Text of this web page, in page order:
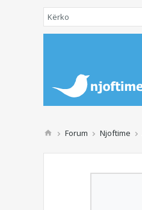
Forum Njoftime